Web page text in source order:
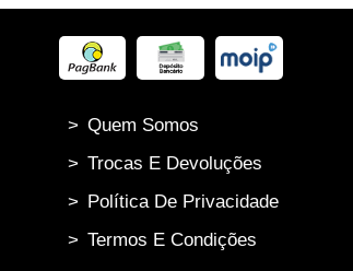
> Quem Somos
> Trocas E Devoluções
>
Política De Privacidade
> Termos E Condições